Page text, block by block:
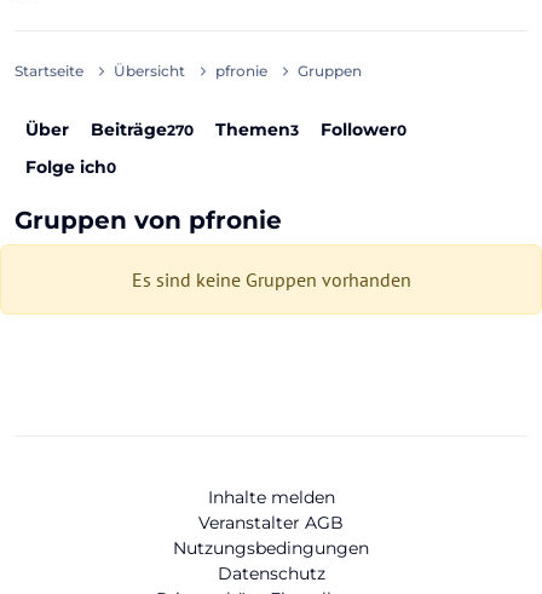
Startseite Übersicht pfronie Gruppen
Über Beiträge270 Themen3 Follower0
Folge ich0
Gruppen von pfronie
Es sind keine Gruppen vorhanden
Inhalte melden
Veranstalter AGB
Nutzungsbedingungen
Datenschutz